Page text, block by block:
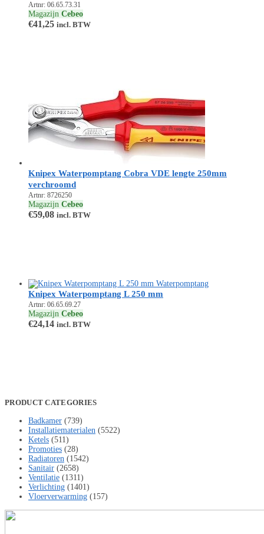
Artnr: 06.65.73.31
Magazijn Cebeo
€41,25 incl. BTW
Knipex Waterpomptang Cobra VDE lengte 250mm
verchroomd
Artnr: 8726250
Magazijn Cebeo
€59,08 incl. BTW
Knipex Waterpomptang L 250 mm
Artnr: 06.65.69.27
Magazijn Cebeo
€24,14 incl. BTW
PRODUCT CATEGORIES
Badkamer (739)
Installatiematerialen (5522)
Ketels (511)
Promoties (28)
Radiatoren (1542)
Sanitair (2658)
Ventilatie (1311)
Verlichting (1401)
Vloerverwarming (157)